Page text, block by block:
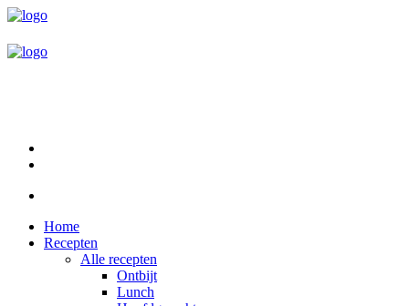
Home
Recepten
Alle recepten
Ontbijt
Lunch